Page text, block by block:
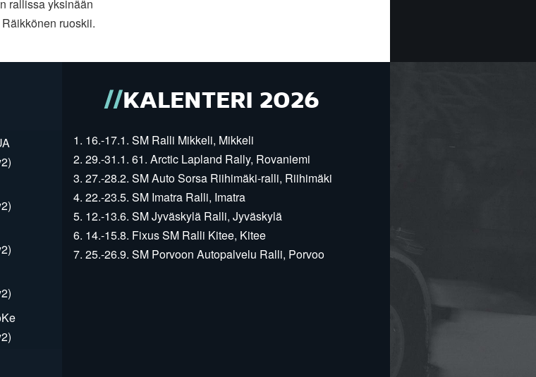
rallissa yksinään
ruoskii.
KALENTERI 2026
1. 16.-17.1. SM Ralli Mikkeli, Mikkeli
2. 29.-31.1. 61. Arctic Lapland Rally, Rovaniemi
3. 27.-28.2. SM Auto Sorsa Riihimäki-ralli, Riihimäki
4. 22.-23.5. SM Imatra Ralli, Imatra
5. 12.-13.6. SM Jyväskylä Ralli, Jyväskylä
6. 14.-15.8. Fixus SM Ralli Kitee, Kitee
7. 25.-26.9. SM Porvoon Autopalvelu Ralli, Porvoo